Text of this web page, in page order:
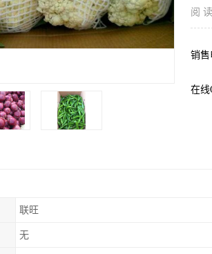
阅
销售
在线
联旺
无